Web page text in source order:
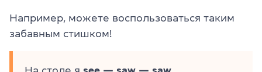
Например, можете воспользоваться таким
забавным стишком!